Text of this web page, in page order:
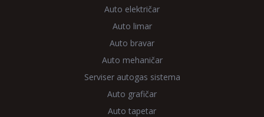
Auto električar
Auto limar
Auto bravar
Auto mehaničar
Serviser autogas sistema
Auto grafičar
Auto tapetar